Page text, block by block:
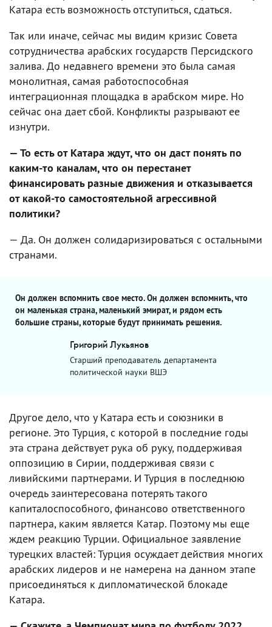
Катара есть возможность отступиться, сдаться.
Так или иначе, сейчас мы видим кризис Совета
сотрудничества арабских государств Персидского
залива. До недавнего времени это была самая
монолитная, самая работоспособная
интеграционная площадка в арабском мире. Но
сейчас она дает сбой. Конфликты разрывают ее
изнутри.
— То есть от Катара ждут, что он даст понять по
каким-то каналам, что он перестанет
финансировать разные движения и отказывается
от какой-то самостоятельной агрессивной
политики?
— Да. Он должен солидаризироваться с остальными
странами.
Он должен вспомнить свое место. Он должен вспомнить, что
он маленькая страна, маленький эмират, и рядом есть
большие страны, которые будут принимать решения.
Григорий Лукьянов
Старший преподаватель департамента
политической науки ВШЭ
Другое дело, что у Катара есть и союзники в
регионе. Это Турция, с которой в последние годы
эта страна действует рука об руку, поддерживая
оппозицию в Сирии, поддерживая связи с
ливийскими партнерами. И Турция в последнюю
очередь заинтересована потерять такого
капиталоспособного, финансово ответственного
партнера, каким является Катар. Поэтому мы еще
ждем реакцию Турции. Официальное заявление
турецких властей: Турция осуждает действия многих
арабских лидеров и не намерена на данном этапе
присоединяться к дипломатической блокаде
Катара.